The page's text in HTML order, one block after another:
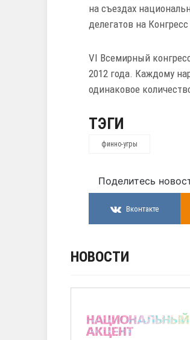
на съездах
делегатов на
VI Всемирный
2012 года. Каждому
одинаковое
ТЭГИ
финно-угры
Поделитесь
Вконтакте
НОВОСТИ